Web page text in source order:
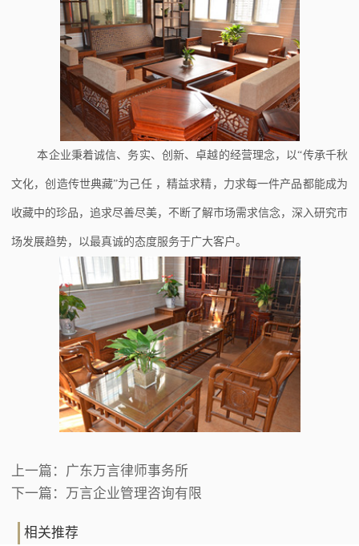
本企业秉着诚信、务实、创新、卓越的经营理念，以“传承千秋
文化，创造传世典藏”为己任 ，精益求精，力求每一件产品都能成为
收藏中的珍品，追求尽善尽美，不断了解市场需求信念，深入研究市
场发展趋势，以最真诚的态度服务于广大客户。
上一篇： 广东万言律师事务所
下一篇： 万言企业管理咨询有限
相关推荐